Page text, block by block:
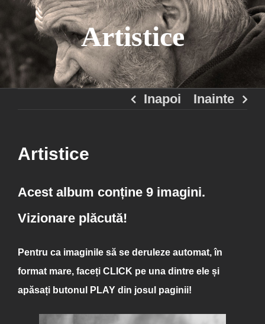
Artistice
Inapoi Inainte
Artistice
Acest album conține 9 imagini.
Vizionare plăcută!
Pentru ca imaginile să se deruleze automat, în
format mare, faceți CLICK pe una dintre ele și
apăsați butonul
PLAY din josul paginii!